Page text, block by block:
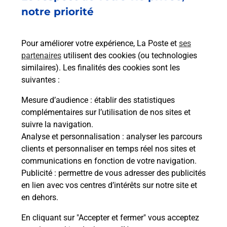
notre priorité
Pour améliorer votre expérience, La Poste et ses
partenaires utilisent des cookies (ou technologies
similaires). Les finalités des cookies sont les
suivantes :
Mesure d’audience : établir des statistiques
complémentaires sur l’utilisation de nos sites et
suivre la navigation.
Analyse et personnalisation : analyser les parcours
clients et personnaliser en temps réel nos sites et
communications en fonction de votre navigation.
Publicité : permettre de vous adresser des publicités
en lien avec vos centres d’intérêts sur notre site et
en dehors.
En cliquant sur "Accepter et fermer" vous acceptez
5 PLACE DE LA MAIRIE
En savoir plus
Malin !
La Poste
en ligne
Ouvert 24h/24
En savoir plus